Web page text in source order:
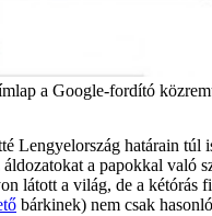
a Google-fordító
Lengyelország határain túl
a papokkal való
látott a világ, de a kétórás
bárkinek) nem csak